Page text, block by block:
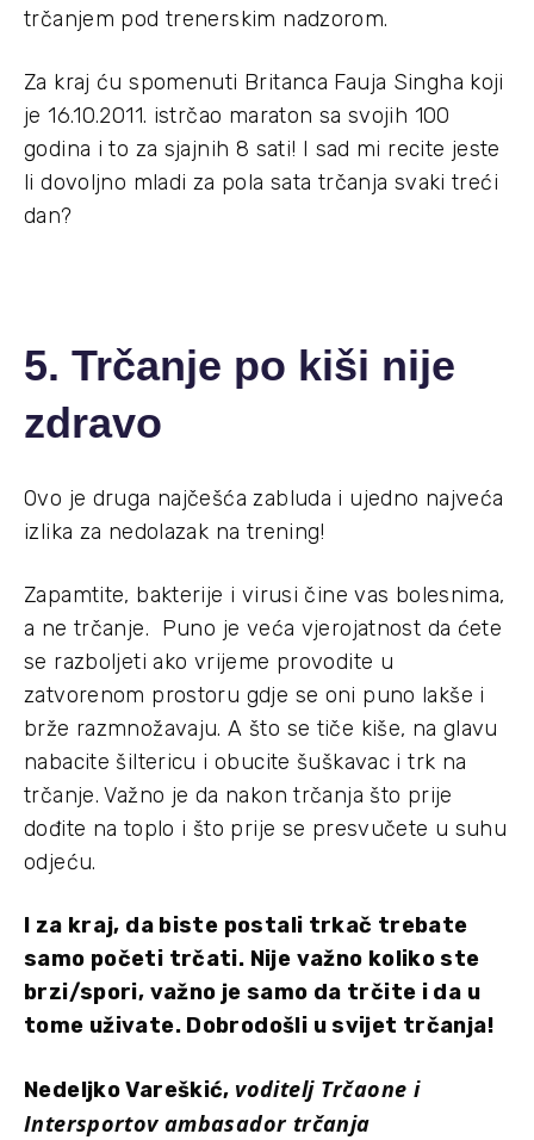
trčanjem pod trenerskim nadzorom.
Za kraj ću spomenuti Britanca Fauja Singha koji
je 16.10.2011. istrčao maraton sa svojih 100
godina i to za sjajnih 8 sati! I sad mi recite jeste
li dovoljno mladi za pola sata trčanja svaki treći
dan?
5. Trčanje po kiši nije
zdravo
Ovo je druga najčešća zabluda i ujedno najveća
izlika za nedolazak na trening!
Zapamtite, bakterije i virusi čine vas bolesnima,
a ne trčanje. Puno je veća vjerojatnost da ćete
se razboljeti ako vrijeme provodite u
zatvorenom prostoru gdje se oni puno lakše i
brže razmnožavaju. A što se tiče kiše, na glavu
nabacite šiltericu i obucite šuškavac i trk na
trčanje. Važno je da nakon trčanja što prije
dođite na toplo i što prije se presvučete u suhu
odjeću.
I za kraj, da biste postali trkač trebate
samo početi trčati. Nije važno koliko ste
brzi/spori, važno je samo da trčite i da u
tome uživate. Dobrodošli u svijet trčanja!
Nedeljko Vareškić, voditelj Trčaone i
Intersportov ambasador trčanja